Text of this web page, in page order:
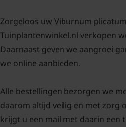
Zorgeloos uw Viburnum
Tuinplantenwinkel.nl verkopen
Daarnaast geven we aangroei
we online aanbieden.
Alle bestellingen bezorgen we
daarom altijd veilig en met zorg
krijgt u een mail met daarin een